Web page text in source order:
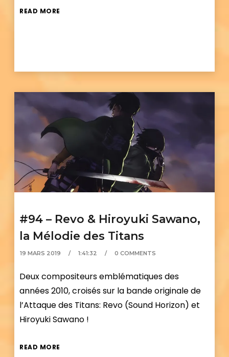
READ MORE
#94 – Revo & Hiroyuki Sawano,
la Mélodie des Titans
19 MARS 2019 1:41:32 0 COMMENTS
Deux compositeurs emblématiques des
années 2010, croisés sur la bande originale de
l’Attaque des Titans: Revo (Sound Horizon) et
Hiroyuki Sawano !
READ MORE